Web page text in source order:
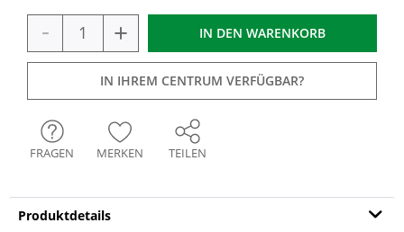
- + IN DEN WARENKORB
IN IHREM CENTRUM VERFÜGBAR?
FRAGEN MERKEN TEILEN
Produktdetails